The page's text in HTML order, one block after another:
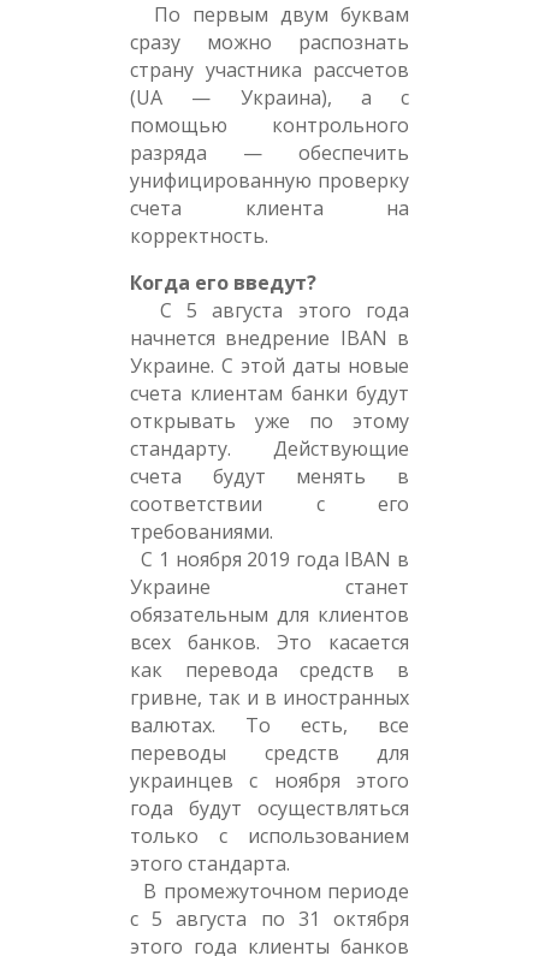
По первым двум буквам
сразу можно распознать
страну участника рассчетов
(UA — Украина), а с
помощью контрольного
разряда — обеспечить
унифицированную проверку
счета клиента на
корректность.
Когда его введут?
С 5 августа этого года
начнется внедрение IBAN в
Украине. С этой даты новые
счета клиентам банки будут
открывать уже по этому
стандарту. Действующие
счета будут менять в
соответствии с его
требованиями.
С 1 ноября 2019 года IBAN в
Украине станет
обязательным для клиентов
всех банков. Это касается
как перевода средств в
гривне, так и в иностранных
валютах. То есть, все
переводы средств для
украинцев с ноября этого
года будут осуществляться
только с использованием
этого стандарта.
В промежуточном периоде
с 5 августа по 31 октября
этого года клиенты банков